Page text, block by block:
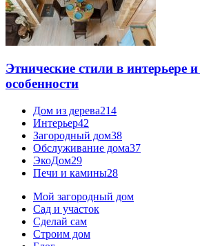
Этнические стили в интерьере
особенности
Дом из дерева214
Интерьер42
Загородный дом38
Обслуживание дома37
ЭкоДом29
Печи и камины28
Мой загородный дом
Сад и участок
Сделай сам
Строим дом